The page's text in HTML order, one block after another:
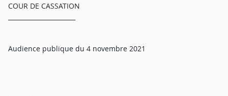
COUR DE CASSATION
Audience publique du 4 novembre 2021